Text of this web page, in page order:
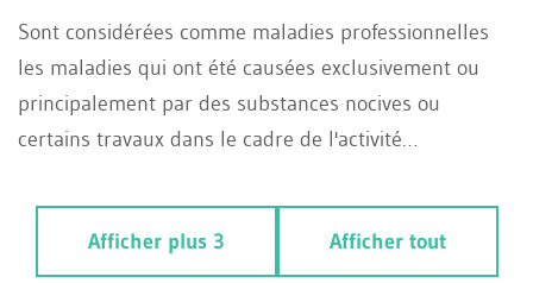
Sont considérées comme maladies professionnelles
les maladies qui ont été causées exclusivement ou
principalement par des substances nocives ou
certains travaux dans le cadre de l'activité
d'assurance fournit les prestations dans ce cas.
Afficher plus 3
Afficher tout